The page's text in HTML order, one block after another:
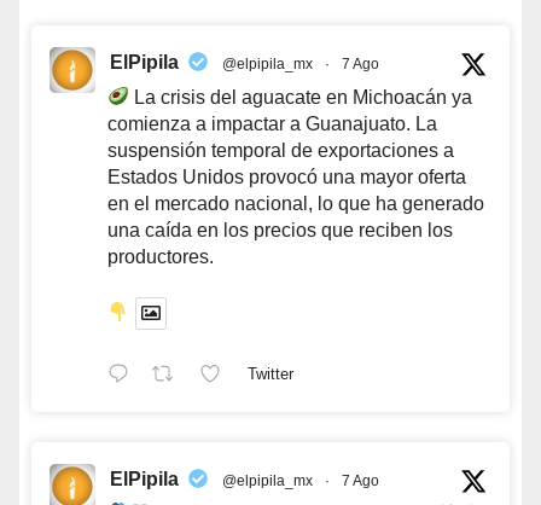
ElPipila @elpipila_mx · 7 Ago
La crisis del aguacate en Michoacán ya
comienza a impactar a Guanajuato. La
suspensión temporal de exportaciones a
Estados Unidos provocó una mayor oferta
en el mercado nacional, lo que ha generado
una caída en los precios que reciben los
productores.
Twitter
ElPipila @elpipila_mx · 7 Ago